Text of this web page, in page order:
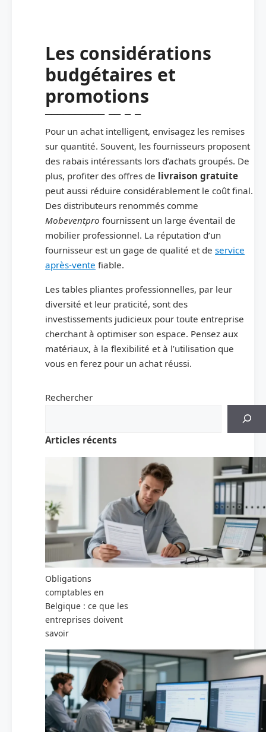
Les considérations
budgétaires et
promotions
Pour un achat intelligent, envisagez les remises
sur quantité. Souvent, les fournisseurs proposent
des rabais intéressants lors d’achats groupés. De
plus, profiter des offres de livraison gratuite
peut aussi réduire considérablement le coût final.
Des distributeurs renommés comme
Mobeventpro fournissent un large éventail de
mobilier professionnel. La réputation d’un
fournisseur est un gage de qualité et de service
après-vente fiable.
Les tables pliantes professionnelles, par leur
diversité et leur praticité, sont des
investissements judicieux pour toute entreprise
cherchant à optimiser son espace. Pensez aux
matériaux, à la flexibilité et à l’utilisation que
vous en ferez pour un achat réussi.
Rechercher
Articles récents
Obligations
comptables en
Belgique : ce que les
entreprises doivent
savoir